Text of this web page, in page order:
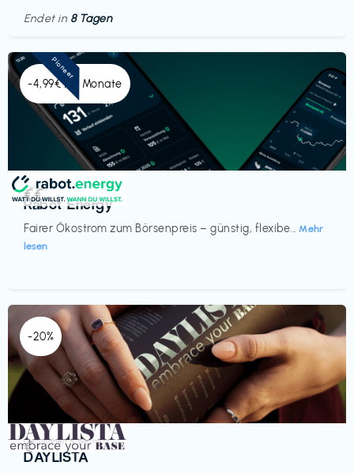
Endet in 8 Tagen
-4,99€ x 6 Monate
Strom
Rabot Energy
Fairer Ökostrom zum Börsenpreis – günstig, flexibe... Mehr
lesen
€€‎
Pioneer
-20%
Gesundheit & Wellness
DAYLISTA
€‎